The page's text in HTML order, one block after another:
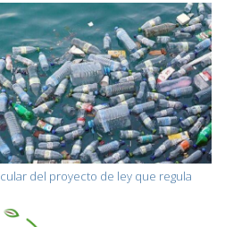
del proyecto de ley que regula